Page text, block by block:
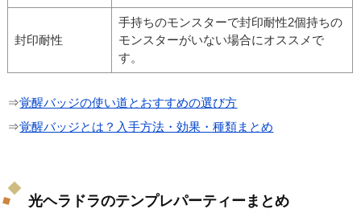
封印耐性
手持ちのモンスターで封印耐性2個持ちの
モンスターがいない場合にオススメで
す。
⇒覚醒バッジの使い道とおすすめの選び方
⇒覚醒バッジとは？入手方法・効果・種類まとめ
光ヘラドラのテンプレパーティーまとめ